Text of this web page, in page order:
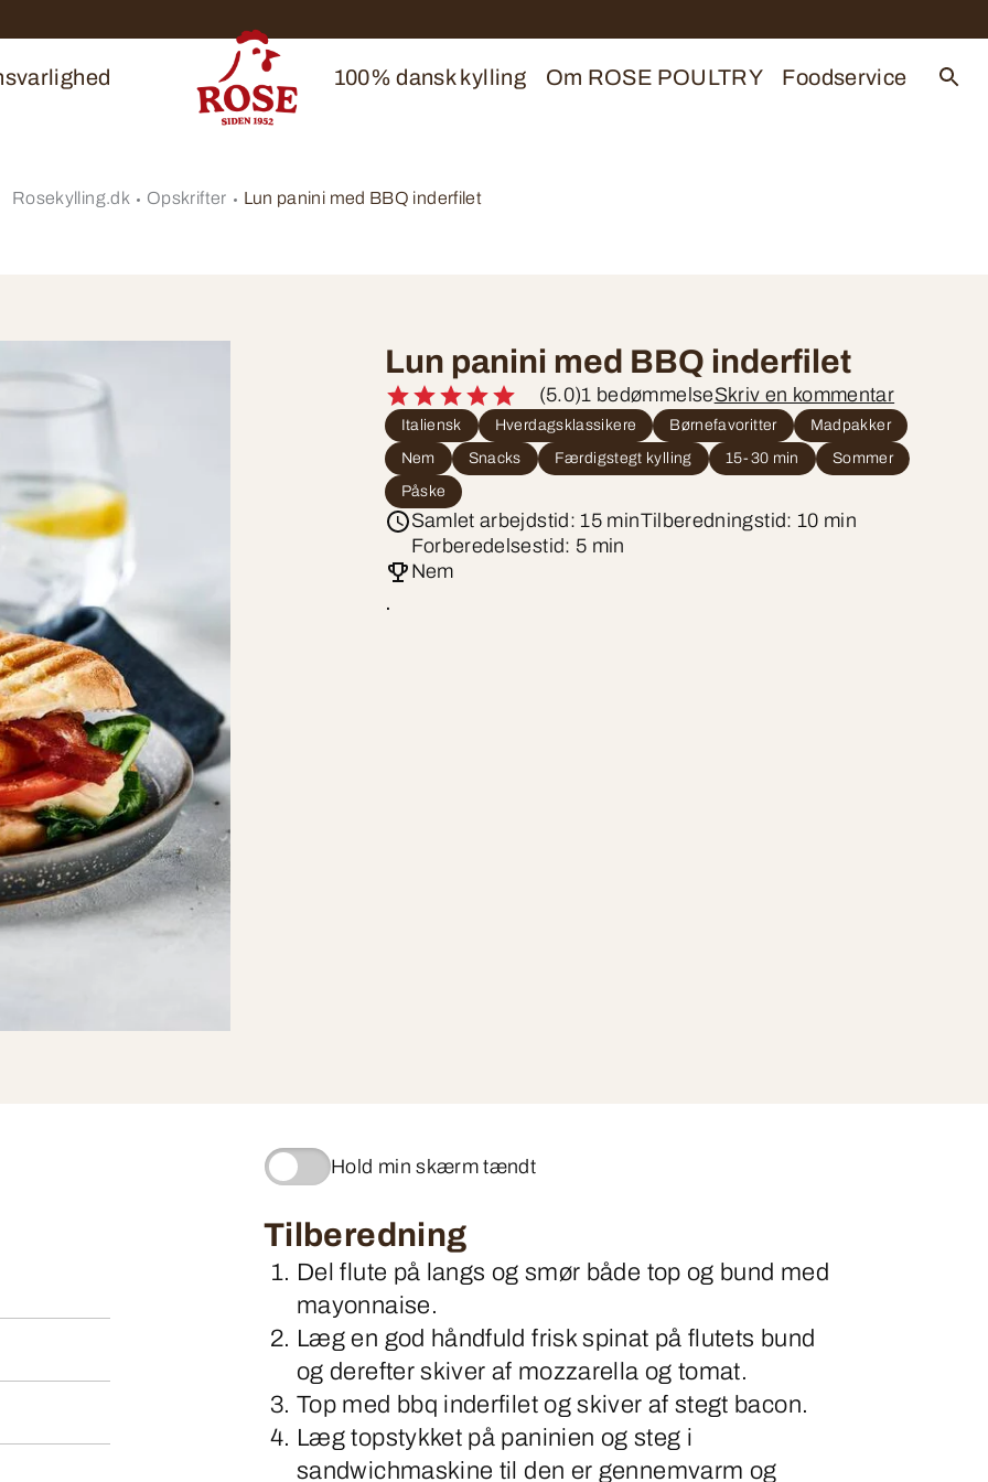
100% dansk kylling Om ROSE POULTRY Foodservice
Rosekylling.dk Opskrifter Lun panini med BBQ inderfilet
Lun panini med BBQ inderfilet
(5.0)1 bedømmelseSkriv en kommentar
Italiensk Hverdagsklassikere Børnefavoritter
Madpakker
Nem
Snacks Færdigstegt kylling 15-30 min
Sommer
Påske
Samlet arbejdstid: 15 minTilberedningstid: 10 min
Forberedelsestid: 5 min
Nem
.
Hold min skærm tændt
Tilberedning
Del flute på langs og smør både top og bund med
mayonnaise.
Læg en god håndfuld frisk spinat på flutets bund
og derefter skiver af mozzarella og tomat.
Top med bbq inderfilet og skiver af stegt bacon.
Læg topstykket på paninien og steg i
sandwichmaskine til den er gennemvarm og